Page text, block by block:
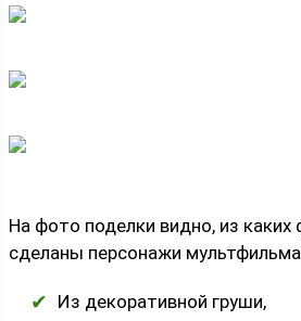
На фото поделки видно, из
сделаны персонажи
Из декоративной груши,